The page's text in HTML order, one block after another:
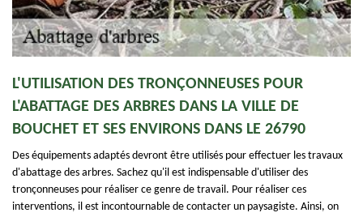
L'UTILISATION DES TRONÇONNEUSES POUR
L'ABATTAGE DES ARBRES DANS LA VILLE DE
BOUCHET ET SES ENVIRONS DANS LE 26790
Des équipements adaptés devront être utilisés pour effectuer les travaux
d'abattage des arbres. Sachez qu'il est indispensable d'utiliser des
tronçonneuses pour réaliser ce genre de travail. Pour réaliser ces
interventions, il est incontournable de contacter un paysagiste. Ainsi, on